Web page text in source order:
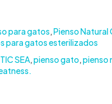
para gatos,Pienso Natural
para gatos esterilizados
SEA,pienso gato,pienso